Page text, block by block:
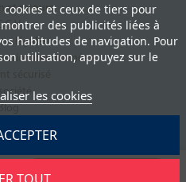
et ceux de tiers pour
des publicités liées à
habitudes de navigation. Pour
utilisation, appuyez sur le
les cookies
et retours
légales
des données